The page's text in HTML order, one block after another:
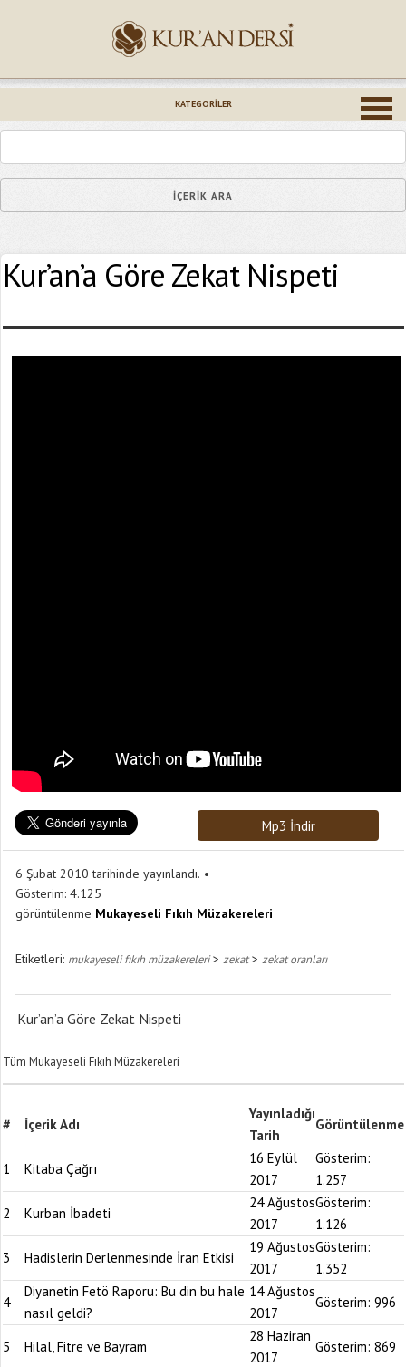
KATEGORILER
Kur’an’a Göre Zekat Nispeti
Mp3 İndir
6 Şubat 2010 tarihinde yayınlandı.
Gösterim: 4.125
görüntülenme Mukayeseli Fıkıh Müzakereleri
Etiketleri: mukayeseli fıkıh müzakereleri> zekat> zekat oranları
Kur’an’a Göre Zekat Nispeti
Tüm Mukayeseli Fıkıh Müzakereleri
# İçerik Adı
Yayınladığı
Tarih
Görüntülenme
1 Kitaba Çağrı
16 Eylül
2017
Gösterim:
1.257
2
Kurban İbadeti
24 Ağustos
2017
Gösterim:
1.126
3
Hadislerin Derlenmesinde İran Etkisi
19 Ağustos
2017
Gösterim:
1.352
4
Diyanetin Fetö Raporu: Bu din bu hale
nasıl geldi?
14 Ağustos
2017
Gösterim: 996
5 Hilal, Fitre ve Bayram
28 Haziran
2017
Gösterim: 869
Epostanız (*)
Yaşadığınız Hatanın Ayrıntıları